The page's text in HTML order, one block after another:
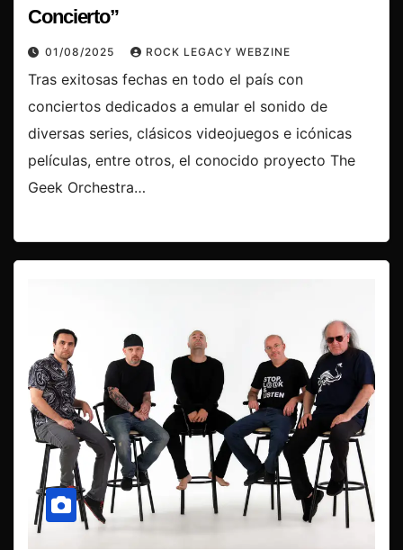
Concierto”
01/08/2025 ROCK LEGACY WEBZINE
Tras exitosas fechas en todo el país con
conciertos dedicados a emular el sonido de
diversas series, clásicos videojuegos e icónicas
películas, entre otros, el conocido proyecto The
Geek Orchestra…